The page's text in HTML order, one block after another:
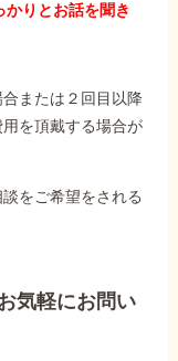
りとお話を聞き
または２回目以降
を頂戴する場合が
をご希望をされる
気軽にお問い